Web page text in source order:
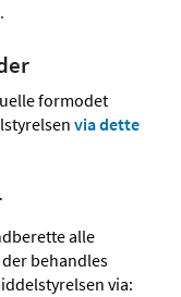
formodet
via dette
alle
behandles
via: